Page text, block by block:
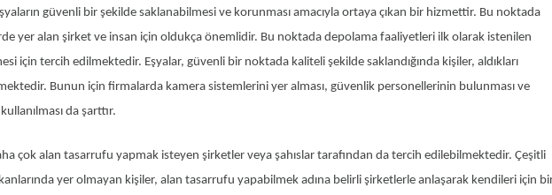
güvenli bir şekilde saklanabilmesi ve korunması amacıyla ortaya çıkan bir hizmettir. Bu noktada
yer alan şirket ve insan için oldukça önemlidir. Bu noktada depolama faaliyetleri ilk olarak istenilen
için tercih edilmektedir. Eşyalar, güvenli bir noktada kaliteli şekilde saklandığında kişiler, aldıkları
Bunun için firmalarda kamera sistemlerini yer alması, güvenlik personellerinin bulunması ve
da şarttır.
çok alan tasarrufu yapmak isteyen şirketler veya şahıslar tarafından da tercih edilebilmektedir. Çeşitli
yer olmayan kişiler, alan tasarrufu yapabilmek adına belirli şirketlerle anlaşarak kendileri için